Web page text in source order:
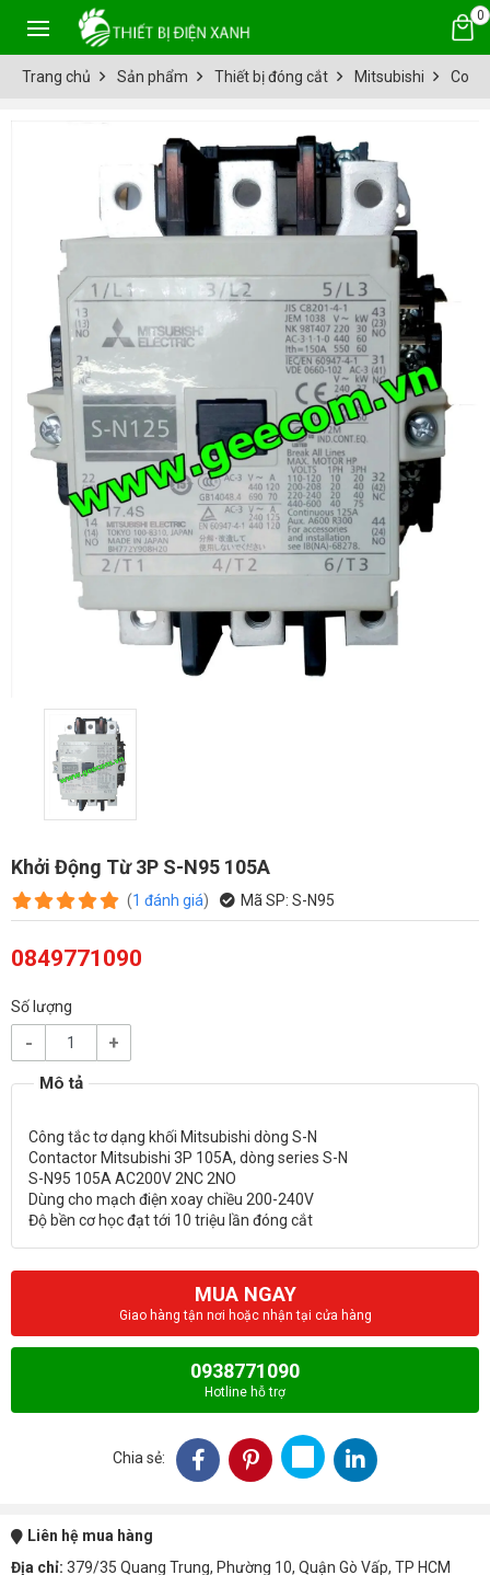
0
Trang chủ Sản phẩm Thiết bị đóng cắt Mitsubishi
Khởi Động Từ 3P S-N95 105A
(1 đánh giá) Mã SP: S-N95
0849771090
Số lượng
- +
Công tắc tơ dạng khối Mitsubishi dòng S-N
Contactor Mitsubishi 3P 105A, dòng series S-N
S-N95 105A AC200V 2NC 2NO
Dùng cho mạch điện xoay chiều 200-240V
MUA NGAY
Giao hàng tận nơi hoặc nhận tại cửa hàng
0938771090
Hotline hỗ trợ
Chia sẻ:
Liên hệ mua hàng
Địa chỉ: 379/35 Quang Trung, Phường 10, Quận Gò Vấp, TP HCM